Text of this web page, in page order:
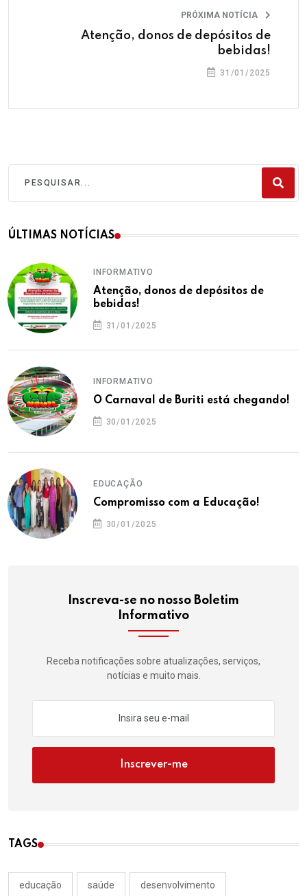
PRÓXIMA NOTÍCIA
Atenção, donos de depósitos de
bebidas!
31/01/2025
ÚLTIMAS NOTÍCIAS
INFORMATIVO
Atenção, donos de depósitos de
bebidas!
31/01/2025
INFORMATIVO
O Carnaval de Buriti está chegando!
30/01/2025
EDUCAÇÃO
Compromisso com a Educação!
30/01/2025
Inscreva-se no nosso Boletim
Informativo
Receba notificações sobre atualizações, serviços,
notícias e muito mais.
Inscrever-me
TAGS
educação saúde desenvolvimento